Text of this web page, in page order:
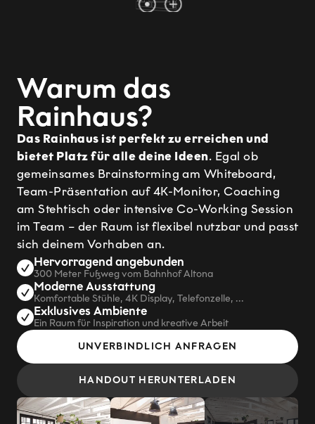
Warum das
Rainhaus?
Das Rainhaus ist perfekt zu erreichen und
bietet Platz für alle deine Ideen. Egal ob
gemeinsames Brainstorming am Whiteboard,
Team-Präsentation auf 4K-Monitor, Coaching
am Stehtisch oder intensive Co-Working Session
im Team – der Raum ist flexibel nutzbar und passt
sich deinem Vorhaben an.
Hervorragend angebunden
300 Meter Fußweg vom Bahnhof Altona
Moderne Ausstattung
Komfortable Stühle, 4K Display, Telefonzelle, ...
Exklusives Ambiente
Ein Raum für Inspiration und kreative Arbeit
UNVERBINDLICH ANFRAGEN
HANDOUT HERUNTERLADEN